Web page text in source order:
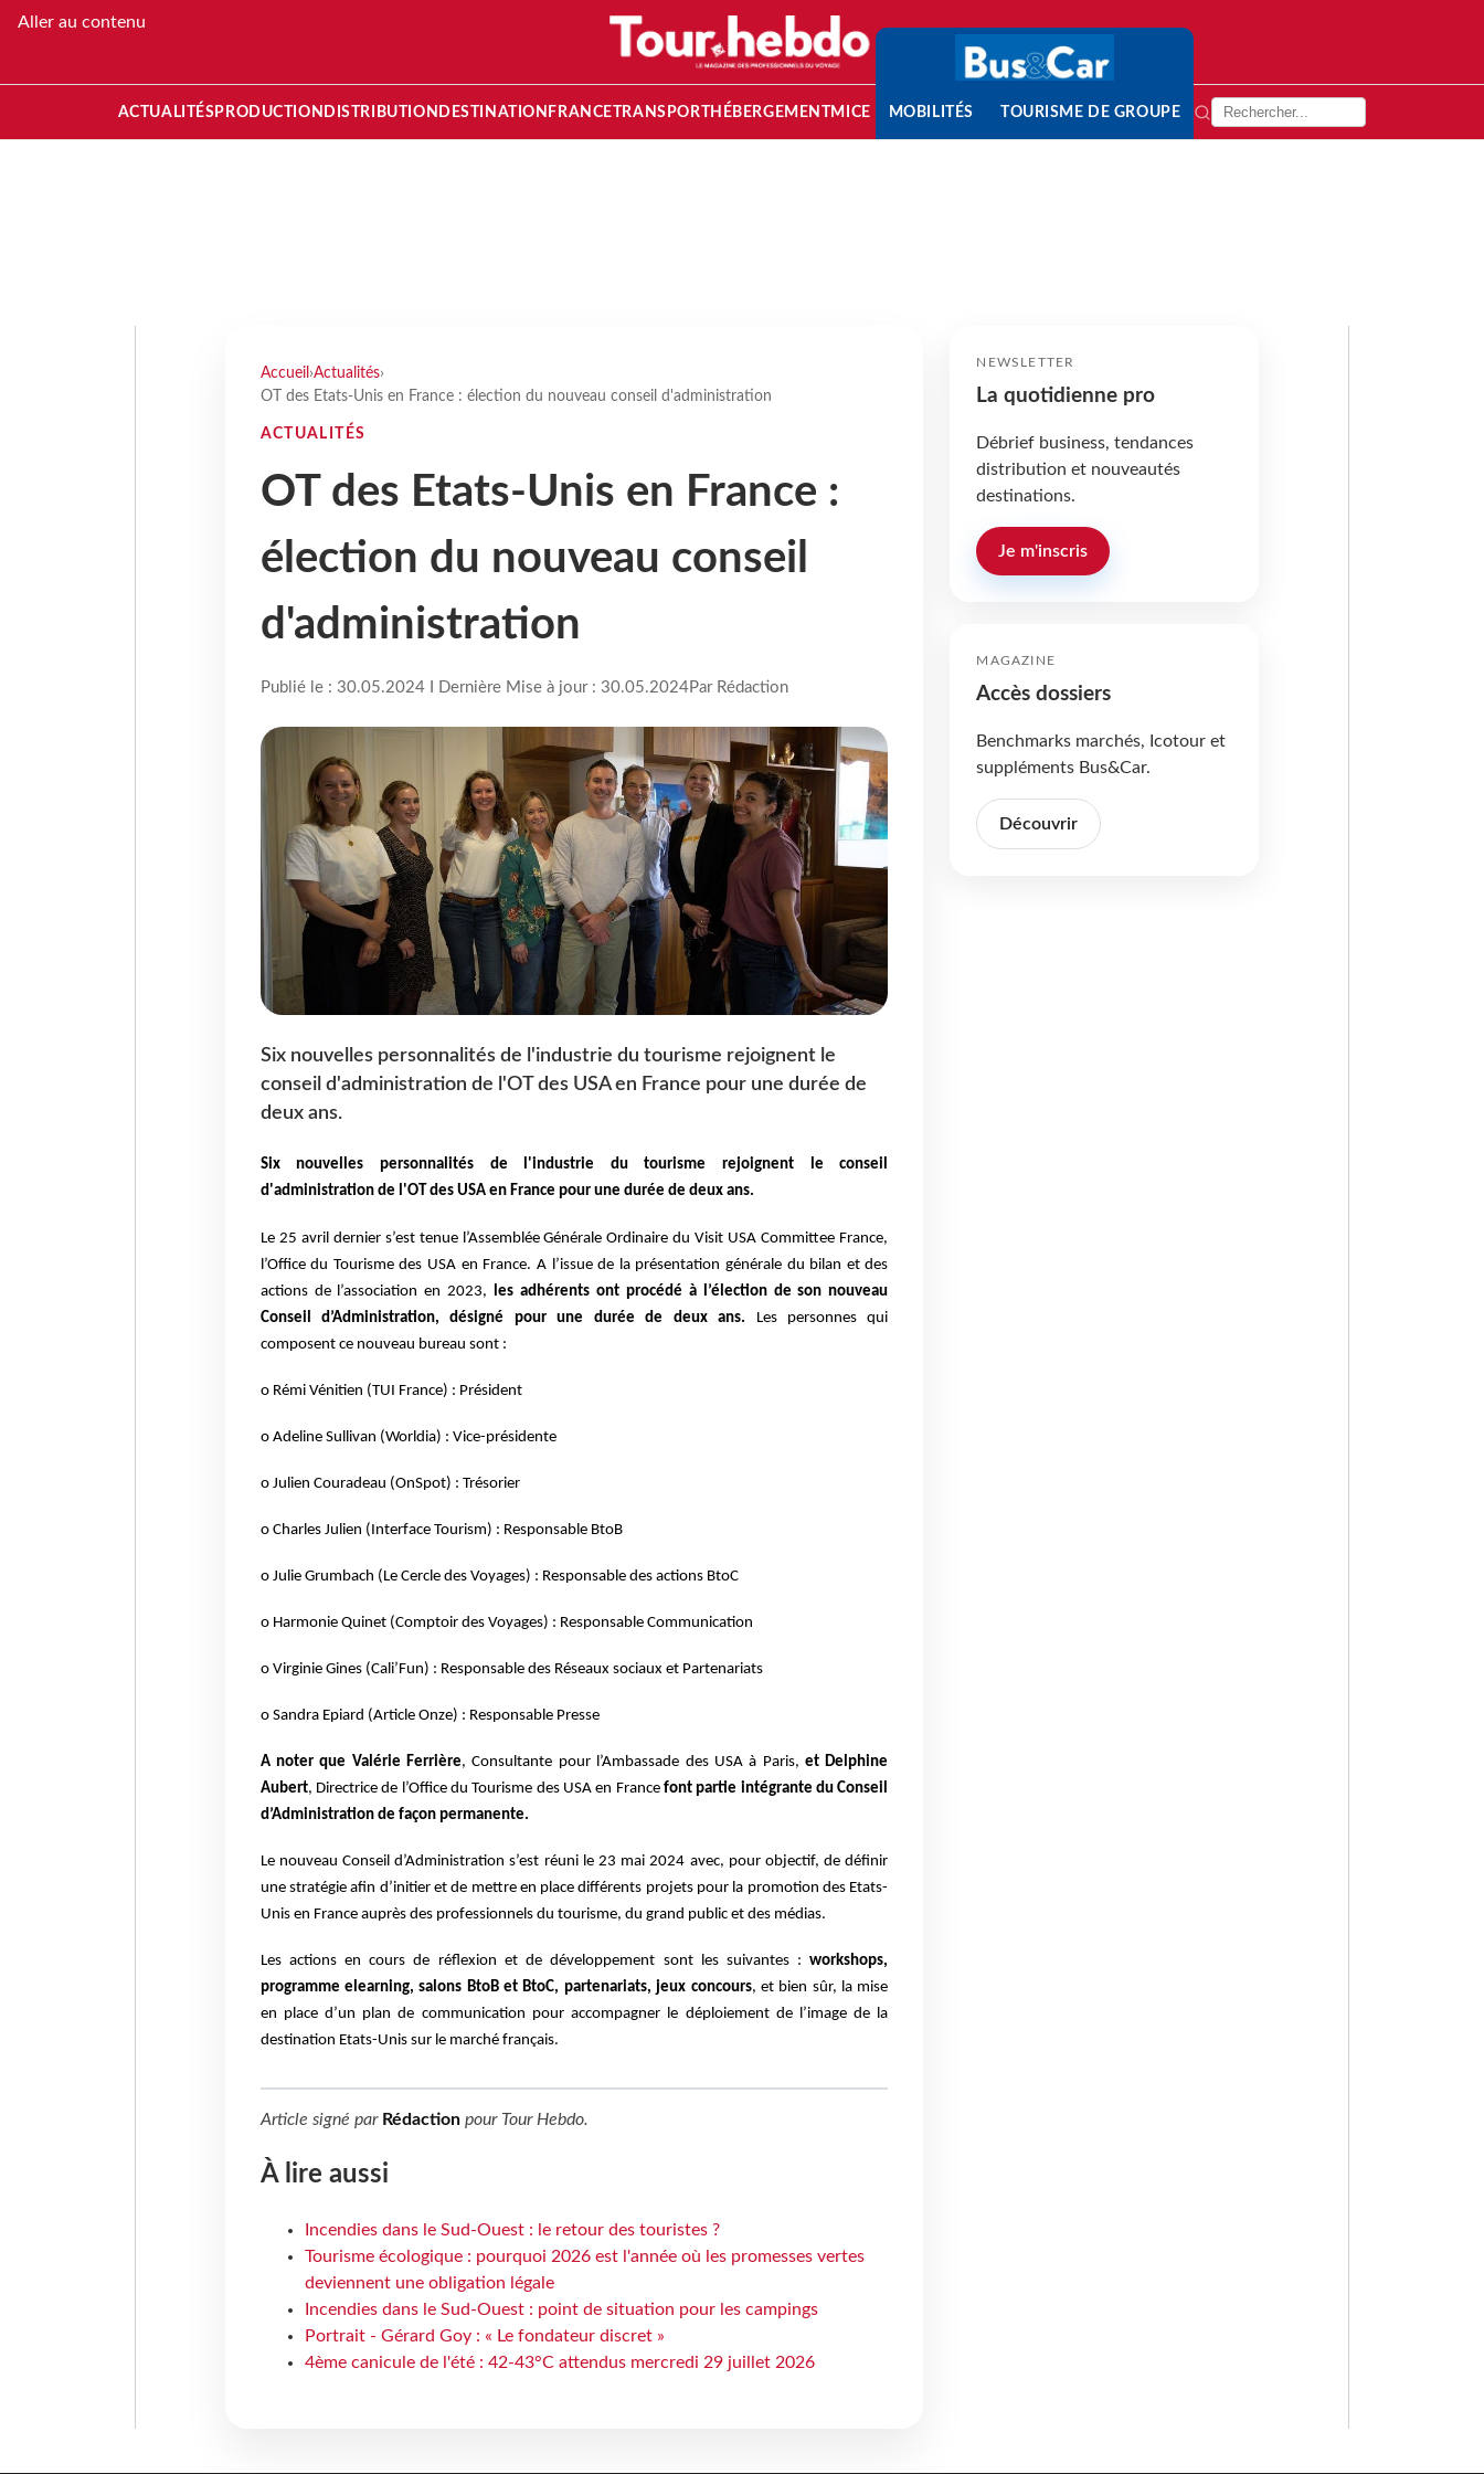
Aller au contenu
ACTUALITÉS PRODUCTION DISTRIBUTION DESTINATION FRANCETRANSPORT HÉBERGEMENTMICE MOBILITÉS TOURISME DE GROUPE
Accueil ›Actualités›
OT des Etats-Unis en France : élection du nouveau conseil d'administration
ACTUALITÉS
OT des Etats-Unis en France :
élection du nouveau conseil
d'administration
Publié le : 30.05.2024 I Dernière Mise à jour : 30.05.2024Par Rédaction
Six nouvelles personnalités de l'industrie du tourisme rejoignent le
conseil d'administration de l'OT des USA en France pour une durée de
deux ans.
Six nouvelles personnalités de l'industrie du tourisme rejoignent le conseil
d'administration de l'OT des USA en France pour une durée de deux ans.
Le 25 avril dernier s’est tenue l’Assemblée Générale Ordinaire du Visit USA Committee France,
l’Office du Tourisme des USA en France. A l’issue de la présentation générale du bilan et des
actions de l’association en2023, les adhérents ont procédé à l’élection de son nouveau
Conseil d’Administration, désigné pour une durée de deux ans. Les personnes qui
composent ce nouveau bureau sont :
o Rémi Vénitien (TUI France) : Président
o Adeline Sullivan (Worldia) : Vice-présidente
o Julien Couradeau (OnSpot) : Trésorier
o Charles Julien (Interface Tourism) : Responsable BtoB
o Julie Grumbach (Le Cercle des Voyages) : Responsable des actions BtoC
o Harmonie Quinet (Comptoir des Voyages) : Responsable Communication
o Virginie Gines (Cali’Fun) : Responsable des Réseaux sociaux et Partenariats
o Sandra Epiard (Article Onze) : Responsable Presse
A noter que Valérie Ferrière, Consultante pour l’Ambassade des USA à Paris,et Delphine
Aubert, Directricede l’Office du Tourisme des USA en Francefont partie intégrante du Conseil
d’Administration de façon permanente.
Le nouveau Conseil d’Administration s’est réuni le 23 mai 2024 avec, pour objectif, de définir
une stratégieafin d’initier et de mettre en place différents projets pour la promotion des Etats-
Unis en France auprès des professionnels du tourisme, du grand public et des médias.
Les actions en cours de réflexion et de développement sont les suivantes :workshops,
programme elearning, salons BtoB et BtoC, partenariats, jeux concours, et bien sûr, la mise
en place d’un plan de communication pour accompagner le déploiement de l’image de la
destination Etats-Unis sur le marché français.
Article signé par Rédactionpour Tour Hebdo.
À lire aussi
Incendies dans le Sud-Ouest : le retour des touristes ?
Tourisme écologique : pourquoi 2026 est l'année où les promesses vertes
deviennent une obligation légale
Incendies dans le Sud-Ouest : point de situation pour les campings
Portrait - Gérard Goy : « Le fondateur discret »
4ème canicule de l'été : 42-43°C attendus mercredi 29 juillet 2026
NEWSLETTER
La quotidienne pro
Débrief business, tendances
distribution et nouveautés
destinations.
Je m'inscris
MAGAZINE
Accès dossiers
Benchmarks marchés, Icotour et
suppléments Bus&Car.
Découvrir